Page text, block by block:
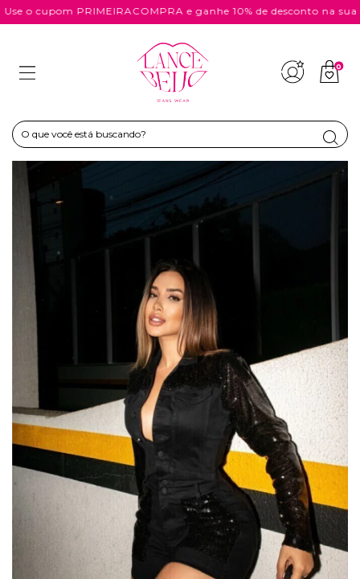
o cupom PRIMEIRACOMPRA e ganhe 10% de desconto na sua
0